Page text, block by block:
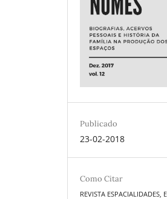
Publicado
23-02-2018
Como Citar
REVISTA